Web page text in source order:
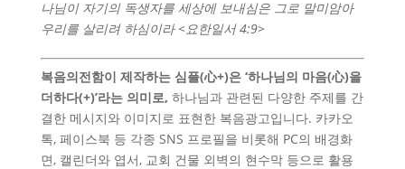
나님이 자기의 독생자를 세상에 보내심은 그로 말미암아
우리를 살리려 하심이라 <요한일서 4:9>
복음의전함이 제작하는 심플(心+)은 ‘하나님의 마음(心)을
더하다(+)’라는 의미로, 하나님과 관련된 다양한 주제를 간
결한 메시지와 이미지로 표현한 복음광고입니다. 카카오
톡, 페이스북 등 각종 SNS 프로필을 비롯해 PC의 배경화
면, 캘린더와 엽서, 교회 건물 외벽의 현수막 등으로 활용